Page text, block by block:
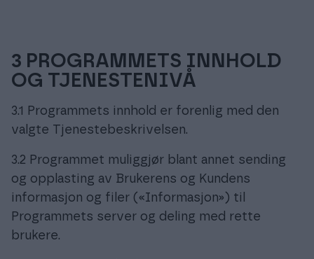
3 PROGRAMMETS INNHOLD
OG TJENESTENIVÅ
3.1 Programmets innhold er forenlig med den
valgte Tjenestebeskrivelsen.
3.2 Programmet muliggjør blant annet sending
og opplasting av Brukerens og Kundens
informasjon og filer («Informasjon») til
Programmets server og deling med rette
brukere.